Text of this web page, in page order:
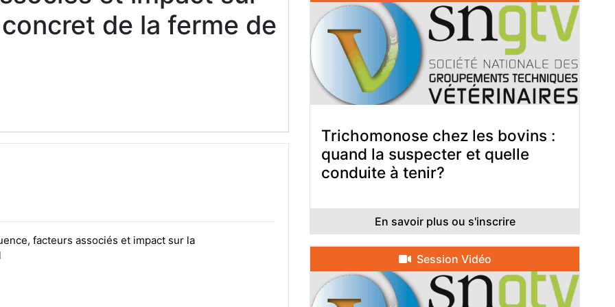
de la ferme de
facteurs associés et impact sur la
Trichomonose chez les bovins :
quand la suspecter et quelle
conduite à tenir?
En savoir plus ou s'inscrire
Session Vidéo